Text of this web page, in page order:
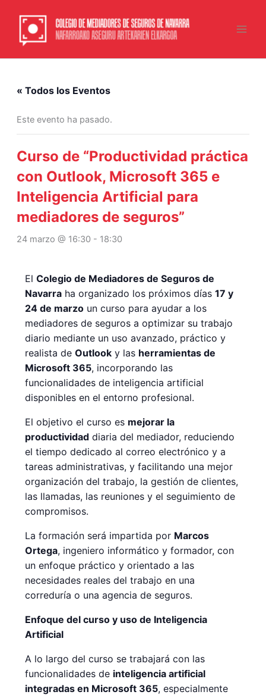
contenido
« Todos los Eventos
Este evento ha pasado.
Curso de “Productividad práctica
con Outlook, Microsoft 365 e
Inteligencia Artificial para
mediadores de seguros”
24 marzo @ 16:30- 18:30
ElColegio de Mediadores de Seguros de
Navarra ha organizado los próximos días17 y
24 de marzo un curso para ayudar a los
mediadores de seguros a optimizar su trabajo
diario mediante un uso avanzado, práctico y
realista deOutlook y las herramientas de
Microsoft 365, incorporando las
funcionalidades de inteligencia artificial
disponibles en el entorno profesional.
El objetivo el curso es mejorar la
productividad diaria del mediador, reduciendo
el tiempo dedicado al correo electrónico y a
tareas administrativas, y facilitando una mejor
organización del trabajo, la gestión de clientes,
las llamadas, las reuniones y el seguimiento de
compromisos.
La formación será impartida por Marcos
Ortega, ingeniero informático y formador, con
un enfoque práctico y orientado a las
necesidades reales del trabajo en una
correduría o una agencia de seguros.
Enfoque del curso y uso de Inteligencia
Artificial
A lo largo del curso se trabajará con las
funcionalidades de inteligencia artificial
integradas en Microsoft 365, especialmente